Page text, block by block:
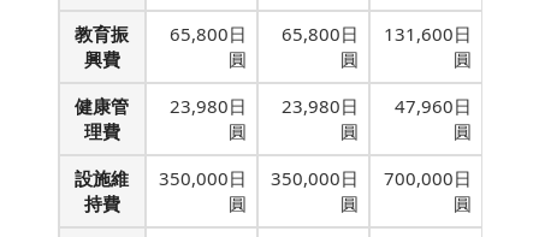
教育振
興費
65,800日
圓
65,800日
圓
131,600日
圓
健康管
理費
23,980日
圓
23,980日
圓
47,960日
圓
設施維
持費
350,000日
圓
350,000日
圓
700,000日
圓